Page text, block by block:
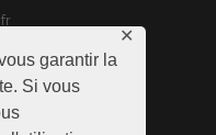
garantir la
Si vous
✕